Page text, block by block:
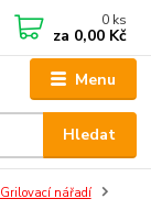
Menu
Hledat
0 ks
za 0,00 Kč
Grilovací nářadí